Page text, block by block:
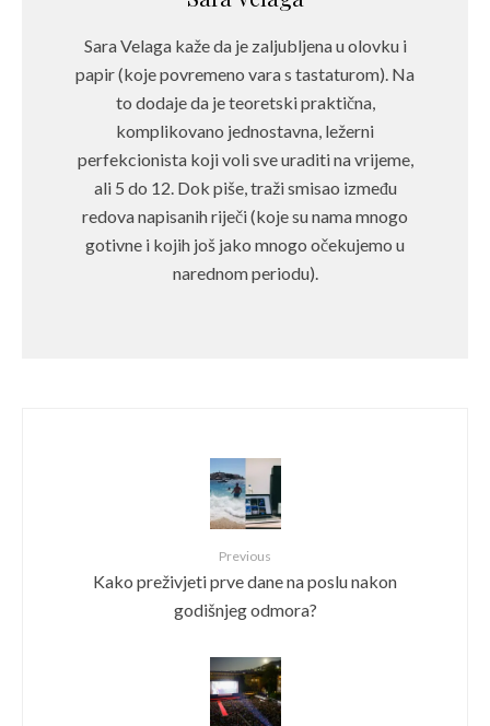
Sara Velaga kaže da je zaljubljena u olovku i
papir (koje povremeno vara s tastaturom). Na
to dodaje da je teoretski praktična,
komplikovano jednostavna, ležerni
perfekcionista koji voli sve uraditi na vrijeme,
ali 5 do 12. Dok piše, traži smisao između
redova napisanih riječi (koje su nama mnogo
gotivne i kojih još jako mnogo očekujemo u
narednom periodu).
Previous
Kako preživjeti prve dane na poslu nakon
godišnjeg odmora?